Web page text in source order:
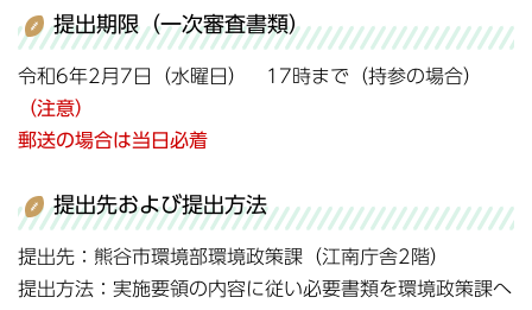
提出期限（一次審査書類）
令和6年2月7日（水曜日） 17時まで（持参の場合）
（注意）
郵送の場合は当日必着
提出先および提出方法
提出先：熊谷市環境部環境政策課（江南庁舎2階）
提出方法：実施要領の内容に従い必要書類を環境政策課へ